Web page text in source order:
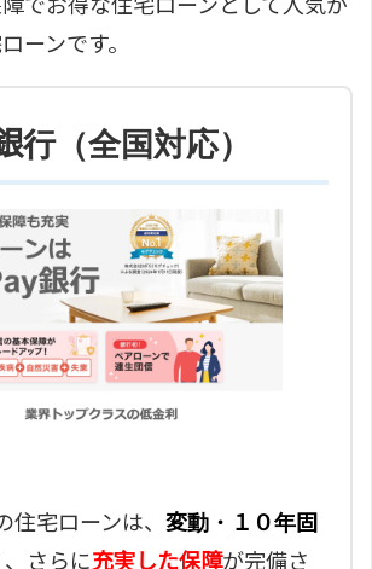
でお得な住宅ローンとして人気が
ーンです。
行（全国対応）
住宅ローンは、 変動・１０年固
、さらに充実した保障が完備さ